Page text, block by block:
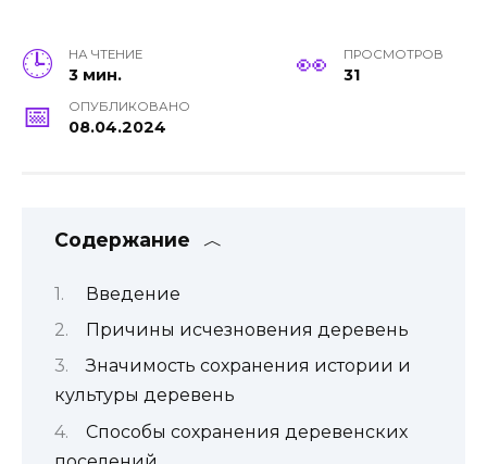
НА ЧТЕНИЕ
3 мин.
ПРОСМОТРОВ
31
ОПУБЛИКОВАНО
08.04.2024
Содержание
Введение
Причины исчезновения деревень
Значимость сохранения истории и
культуры деревень
Способы сохранения деревенских